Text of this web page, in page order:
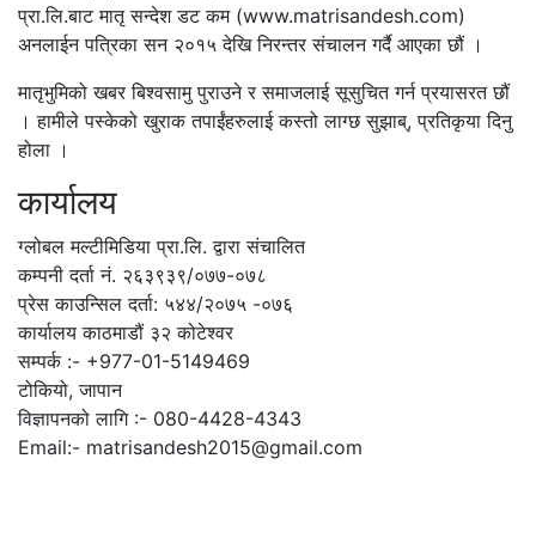
प्रा.लि.बाट मातृ सन्देश डट कम (www.matrisandesh.com)
अनलाईन पत्रिका सन २०१५ देखि निरन्तर संचालन गर्दै आएका छौं ।
मातृभुमिको खबर बिश्वसामु पुराउने र समाजलाई सूसुचित गर्न प्रयासरत छौं
। हामीले पस्केको खुराक तपाईंहरुलाई कस्तो लाग्छ सुझाब्, प्रतिकृया दिनु
होला ।
कार्यालय
ग्लोबल मल्टीमिडिया प्रा.लि. द्वारा संचालित
कम्पनी दर्ता नं. २६३९३९/०७७-०७८
प्रेस काउन्सिल दर्ता: ५४४/२०७५ -०७६
कार्यालय काठमाडौं ३२ कोटेश्वर
सम्पर्क :- +977-01-5149469
टोकियो, जापान
विज्ञापनको लागि :- 080-4428-4343
Email:- matrisandesh2015@gmail.com